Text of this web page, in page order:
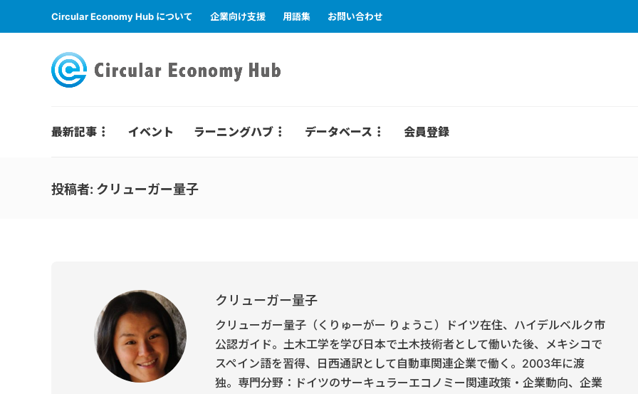
Circular Economy Hub について 企業向け支援 用語集 お問い合わせ
最新記事 イベント ラーニングハブ データベース 会員登録
投稿者: クリューガー量子
クリューガー量子
クリューガー量子（くりゅーがー りょうこ）ドイツ在住、ハイデルベルク市
公認ガイド。土木工学を学び日本で土木技術者として働いた後、メキシコで
スペイン語を習得、日西通訳として自動車関連企業で働く。2003年に渡
独。専門分野：ドイツのサーキュラーエコノミー関連政策・企業動向、企業